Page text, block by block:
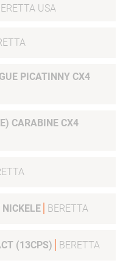
USA
PICATINNY CX4
CARABINE CX4
BERETTA
(13CPS) BERETTA